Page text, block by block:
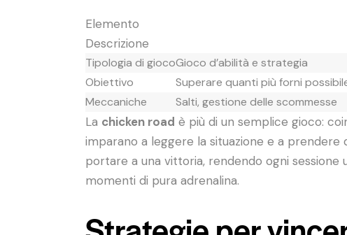
Elemento
Descrizione
Tipologia di giocoGioco d’abilità e strategia
Obiettivo
Superare quanti più forni
Meccaniche
Salti, gestione delle scommesse
La chicken road è più di un semplice gioco:
imparano a leggere la situazione e a prendere
portare a una vittoria, rendendo ogni
momenti di pura adrenalina.